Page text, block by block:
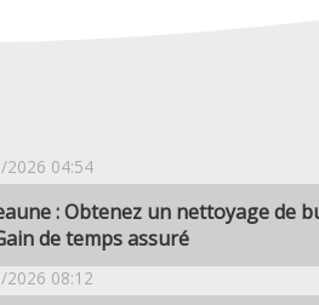
2026 04:54
: Obtenez un nettoyage de
de temps assuré
2026 08:12